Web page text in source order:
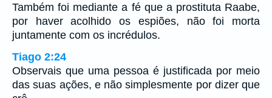
Também foi mediante a fé que a prostituta Raabe,
por haver acolhido os espiões, não foi morta
juntamente com os incrédulos.
Tiago 2:24
Observais que uma pessoa é justificada por meio
das suas ações, e não simplesmente por dizer que